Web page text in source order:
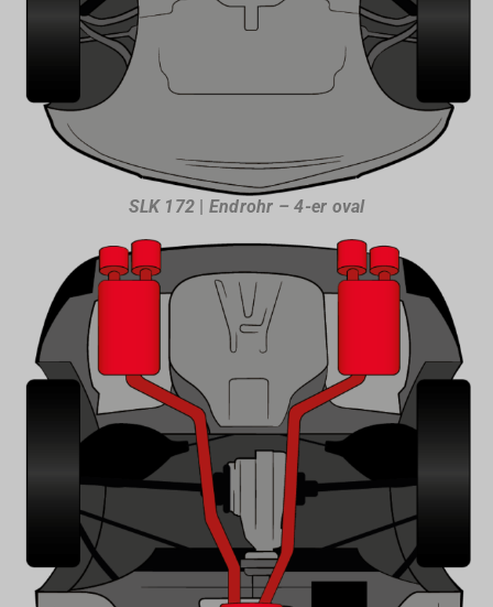
SLK 172 | Endrohr – 4-er oval